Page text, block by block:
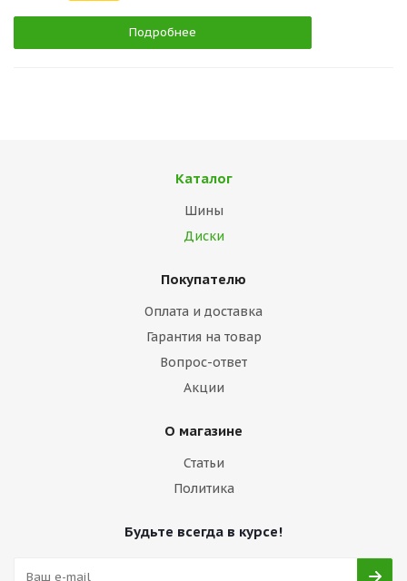
Подробнее
Каталог
Шины
Диски
Покупателю
Оплата и доставка
Гарантия на товар
Вопрос-ответ
Акции
О магазине
Статьи
Политика
Будьте всегда в курсе!